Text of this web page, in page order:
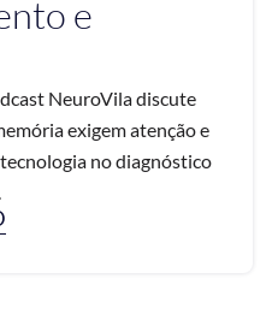
e
NeuroVila discute
exigem atenção e
no diagnóstico